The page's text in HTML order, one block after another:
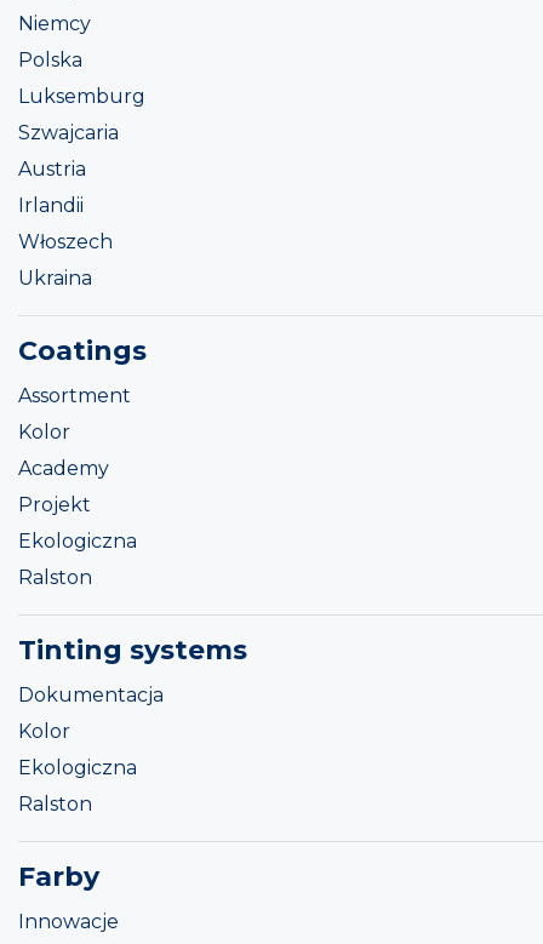
Niemcy
Polska
Luksemburg
Szwajcaria
Austria
Irlandii
Włoszech
Ukraina
Coatings
Assortment
Kolor
Academy
Projekt
Ekologiczna
Ralston
Tinting systems
Dokumentacja
Kolor
Ekologiczna
Ralston
Farby
Innowacje